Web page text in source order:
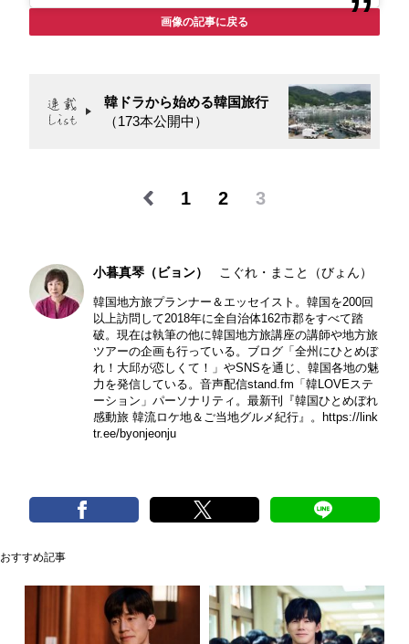
画像の記事に戻る
韓ドラから始める韓国旅行
（173本公開中）
1 2 3
小暮真琴（ビョン） こぐれ・まこと（びょん）
韓国地方旅プランナー＆エッセイスト。韓国を200回
以上訪問して2018年に全自治体162市郡をすべて踏
破。現在は執筆の他に韓国地方旅講座の講師や地方旅
ツアーの企画も行っている。ブログ「全州にひとめぼ
れ！大邱が恋しくて！」やSNSを通じ、韓国各地の魅
力を発信している。音声配信stand.fm「韓LOVEステ
ーション」パーソナリティ。最新刊『韓国ひとめぼれ
感動旅 韓流ロケ地＆ご当地グルメ紀行』。
https://link
tr.ee/byonjeonju
おすすめ記事